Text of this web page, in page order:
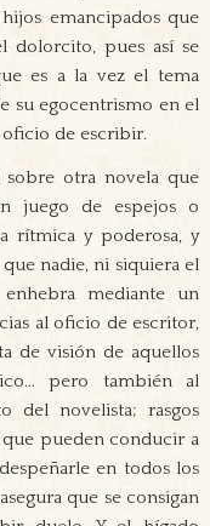
emancipados que
dolorcito, pues así se
es a la vez el tema
su egocentrismo en el
oficio de escribir.
sobre otra novela que
juego de espejos o
rítmica y poderosa, y
nadie, ni siquiera el
mediante un
al oficio de escritor,
de visión de aquellos
pero también al
del novelista; rasgos
que pueden conducir a
en todos los
que se consigan